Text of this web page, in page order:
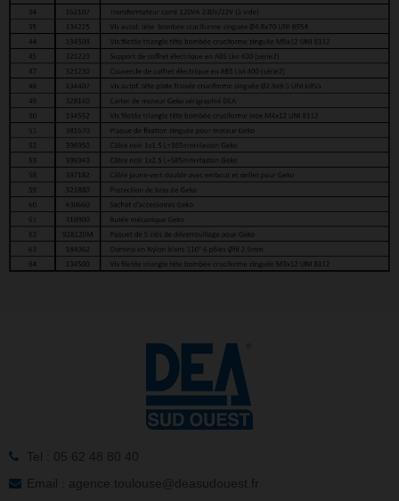
Tel : 05 62 48 80 40
Email : agence.toulouse@deasudouest.fr